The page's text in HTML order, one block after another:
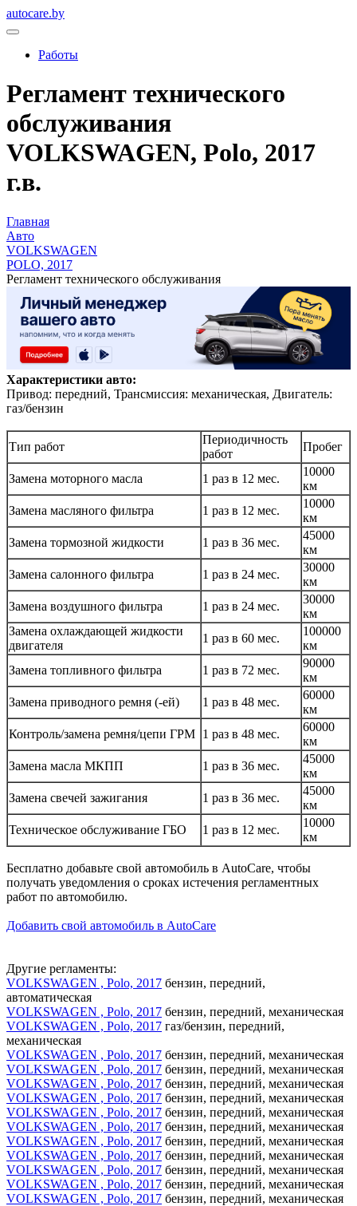
autocare.by
Работы
Регламент технического
обслуживания
VOLKSWAGEN, Polo, 2017
г.в.
Главная
Авто
VOLKSWAGEN
POLO, 2017
Регламент технического обслуживания
Характеристики авто:
Привод: передний, Трансмиссия: механическая, Двигатель:
газ/бензин
Тип работ
Периодичность
работ
Пробег
Замена моторного масла 1 раз в 12 мес.
10000
км
Замена масляного фильтра
1 раз в 12 мес.
10000
км
Замена тормозной жидкости
1 раз в 36 мес.
45000
км
Замена салонного фильтра
1 раз в 24 мес.
30000
км
Замена воздушного фильтра
1 раз в 24 мес.
30000
км
Замена охлаждающей жидкости
двигателя
1 раз в 60 мес.
100000
км
Замена топливного фильтра
1 раз в 72 мес.
90000
км
Замена приводного ремня (-ей)
1 раз в 48 мес.
60000
км
Контроль/замена ремня/цепи ГРМ 1 раз в 48 мес.
60000
км
Замена масла МКПП
1 раз в 36 мес.
45000
км
Замена свечей зажигания
1 раз в 36 мес.
45000
км
Техническое обслуживание ГБО
1 раз в 12 мес.
10000
км
Бесплатно добавьте свой автомобиль в AutoCare, чтобы
получать уведомления о сроках истечения регламентных
работ по автомобилю.
Добавить свой автомобиль в AutoCare
Другие регламенты:
VOLKSWAGEN , Polo, 2017 бензин, передний,
автоматическая
VOLKSWAGEN , Polo, 2017 бензин, передний, механическая
VOLKSWAGEN , Polo, 2017 газ/бензин, передний,
механическая
VOLKSWAGEN , Polo, 2017 бензин, передний, механическая
VOLKSWAGEN , Polo, 2017 бензин, передний, механическая
VOLKSWAGEN , Polo, 2017 бензин, передний, механическая
VOLKSWAGEN , Polo, 2017 бензин, передний, механическая
VOLKSWAGEN , Polo, 2017 бензин, передний, механическая
VOLKSWAGEN , Polo, 2017 бензин, передний, механическая
VOLKSWAGEN , Polo, 2017 бензин, передний, механическая
VOLKSWAGEN , Polo, 2017 бензин, передний, механическая
VOLKSWAGEN , Polo, 2017 бензин, передний, механическая
VOLKSWAGEN , Polo, 2017 бензин, передний, механическая
VOLKSWAGEN , Polo, 2017 бензин, передний, механическая